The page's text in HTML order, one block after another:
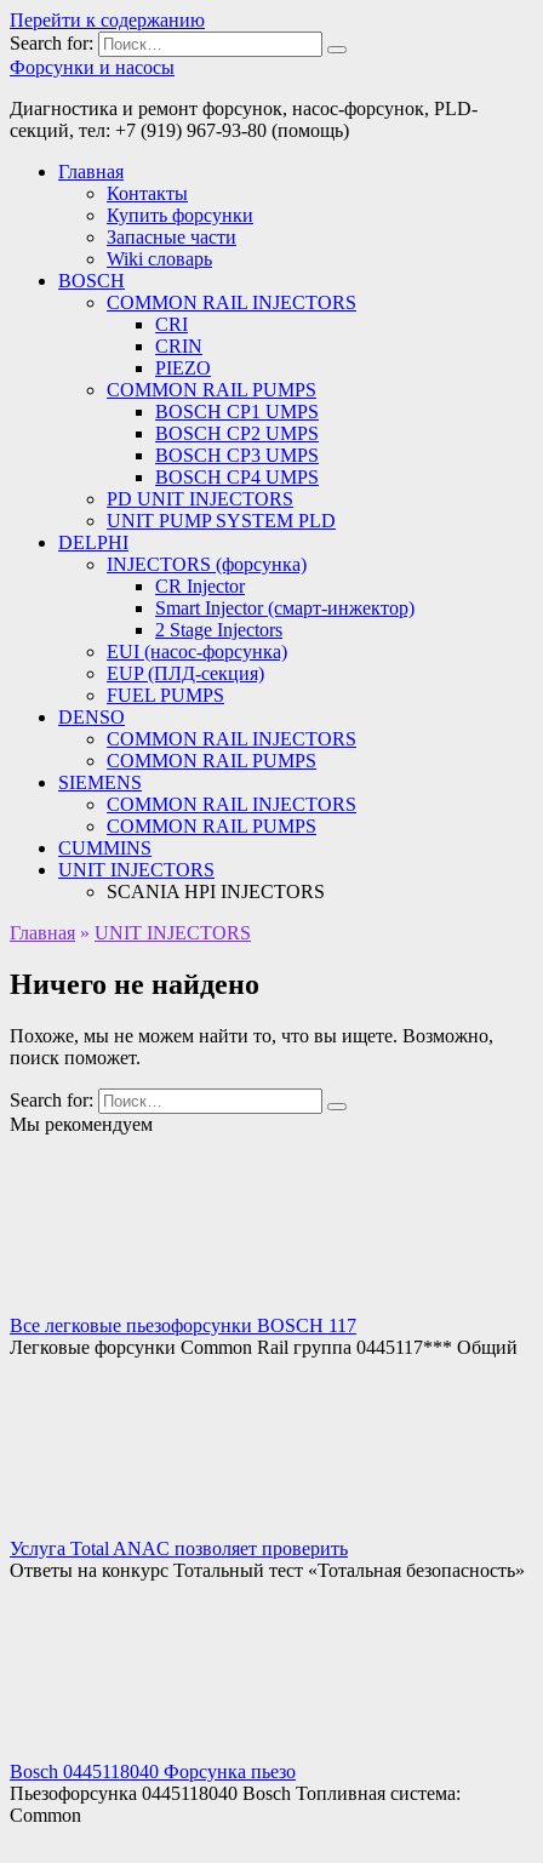
Перейти к содержанию
Search for:
Форсунки и насосы
Диагностика и ремонт форсунок, насос-форсунок, PLD-
секций, тел: +7 (919) 967-93-80 (помощь)
Главная
Контакты
Купить форсунки
Запасные части
Wiki словарь
BOSCH
COMMON RAIL INJECTORS
CRI
CRIN
PIEZO
COMMON RAIL PUMPS
BOSCH CP1 UMPS
BOSCH CP2 UMPS
BOSCH CP3 UMPS
BOSCH CP4 UMPS
PD UNIT INJECTORS
UNIT PUMP SYSTEM PLD
DELPHI
INJECTORS (форсунка)
CR Injector
Smart Injector (смарт-инжектор)
2 Stage Injectors
EUI (насос-форсунка)
EUP (ПЛД-секция)
FUEL PUMPS
DENSO
COMMON RAIL INJECTORS
COMMON RAIL PUMPS
SIEMENS
COMMON RAIL INJECTORS
COMMON RAIL PUMPS
CUMMINS
UNIT INJECTORS
SCANIA HPI INJECTORS
Главная » UNIT INJECTORS
Ничего не найдено
Похоже, мы не можем найти то, что вы ищете. Возможно,
поиск поможет.
Search for:
Мы рекомендуем
Все легковые пьезофорсунки BOSCH 117
Легковые форсунки Common Rail группа 0445117*** Общий
Услуга Total ANAC позволяет проверить
Ответы на конкурс Тотальный тест «Тотальная безопасность»
Bosch 0445118040 Форсунка пьезо
Пьезофорсунка 0445118040 Bosch Топливная система:
Common